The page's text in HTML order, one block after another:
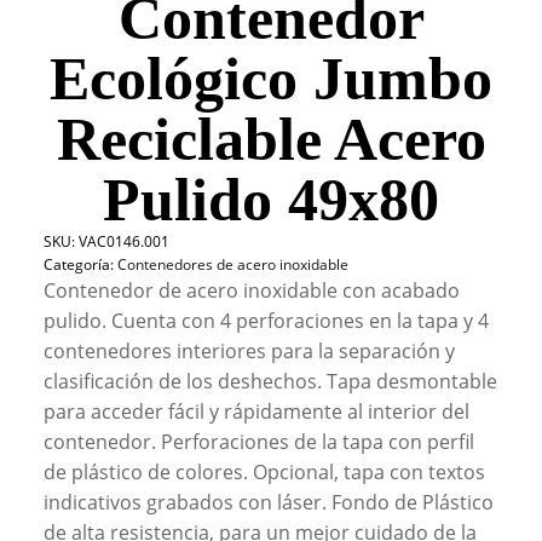
Contenedor
Ecológico Jumbo
Reciclable Acero
Pulido 49x80
SKU:VAC0146.001
Categoría:Contenedores de acero inoxidable
Contenedor de acero inoxidable con acabado
pulido. Cuenta con 4 perforaciones en la tapa y 4
contenedores interiores para la separación y
clasificación de los deshechos. Tapa desmontable
para acceder fácil y rápidamente al interior del
contenedor. Perforaciones de la tapa con perfil
de plástico de colores. Opcional, tapa con textos
indicativos grabados con láser. Fondo de Plástico
de alta resistencia, para un mejor cuidado de la